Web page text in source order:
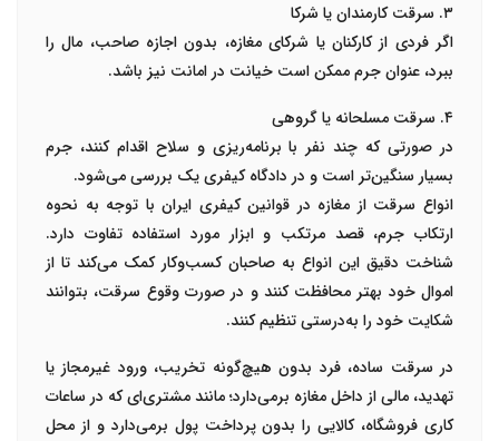
۳. سرقت کارمندان یا شرکا
اگر فردی از کارکنان یا شرکای مغازه، بدون اجازه صاحب، مال را
ببرد، عنوان جرم ممکن است خیانت در امانت نیز باشد.
۴. سرقت مسلحانه یا گروهی
در صورتی که چند نفر با برنامه‌ریزی و سلاح اقدام کنند، جرم
بسیار سنگین‌تر است و در دادگاه کیفری یک بررسی می‌شود.
انواع سرقت از مغازه در قوانین کیفری ایران با توجه به نحوه
ارتکاب جرم، قصد مرتکب و ابزار مورد استفاده تفاوت دارد.
شناخت دقیق این انواع به صاحبان کسب‌وکار کمک می‌کند تا از
اموال خود بهتر محافظت کنند و در صورت وقوع سرقت، بتوانند
شکایت خود را به‌درستی تنظیم کنند.
درسرقت ساده، فرد بدون هیچ‌گونه تخریب، ورود غیرمجاز یا
تهدید، مالی از داخل مغازه برمی‌دارد؛ مانند مشتری‌ای که در ساعات
کاری فروشگاه، کالایی را بدون پرداخت پول برمی‌دارد و از محل